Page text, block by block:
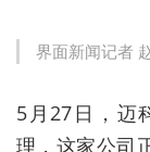
界面新闻记者
5月27日，迈
理，这家公司